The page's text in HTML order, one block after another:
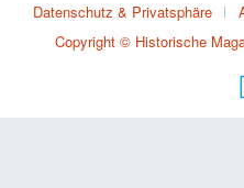
Datenschutz & Privatsphäre
Copyright © Historische